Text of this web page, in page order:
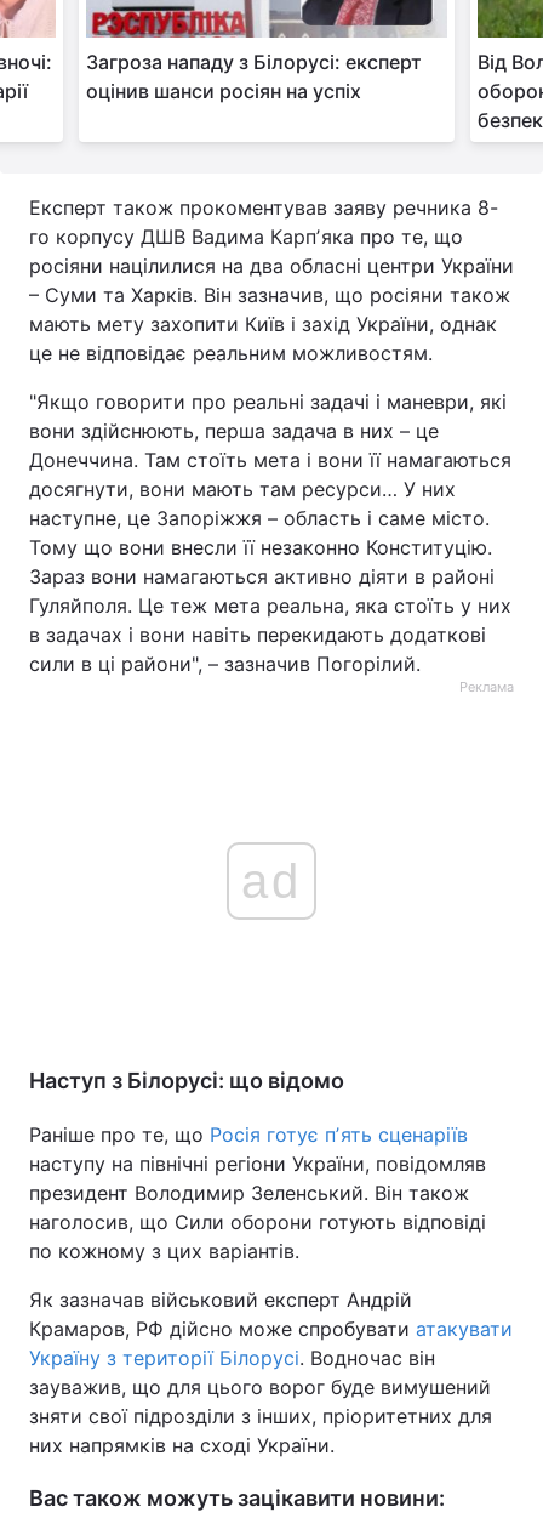
Загроза нападу з Білорусі: експерт
оцінив шанси росіян на успіх
Від
Експерт також прокоментував заяву речника 8-
го корпусу ДШВ Вадима Карпʼяка про те, що
росіяни націлилися на два обласні центри України
– Суми та Харків. Він зазначив, що росіяни також
мають мету захопити Київ і захід України, однак
це не відповідає реальним можливостям.
"Якщо говорити про реальні задачі і маневри, які
вони здійснюють, перша задача в них – це
Донеччина. Там стоїть мета і вони її намагаються
досягнути, вони мають там ресурси… У них
наступне, це Запоріжжя – область і саме місто.
Тому що вони внесли її незаконно Конституцію.
Зараз вони намагаються активно діяти в районі
Гуляйполя. Це теж мета реальна, яка стоїть у них
в задачах і вони навіть перекидають додаткові
сили в ці райони", – зазначив Погорілий.
Реклама
ad
Наступ з Білорусі: що відомо
Раніше про те, що Росія готує пʼять сценаріїв
наступу на північні регіони України, повідомляв
президент Володимир Зеленський. Він також
наголосив, що Сили оборони готують відповіді
по кожному з цих варіантів.
Як зазначав військовий експерт Андрій
Крамаров, РФ дійсно може спробувати атакувати
Україну з території Білорусі. Водночас він
зауважив, що для цього ворог буде вимушений
зняти свої підрозділи з інших, пріоритетних для
них напрямків на сході України.
Вас також можуть зацікавити новини: